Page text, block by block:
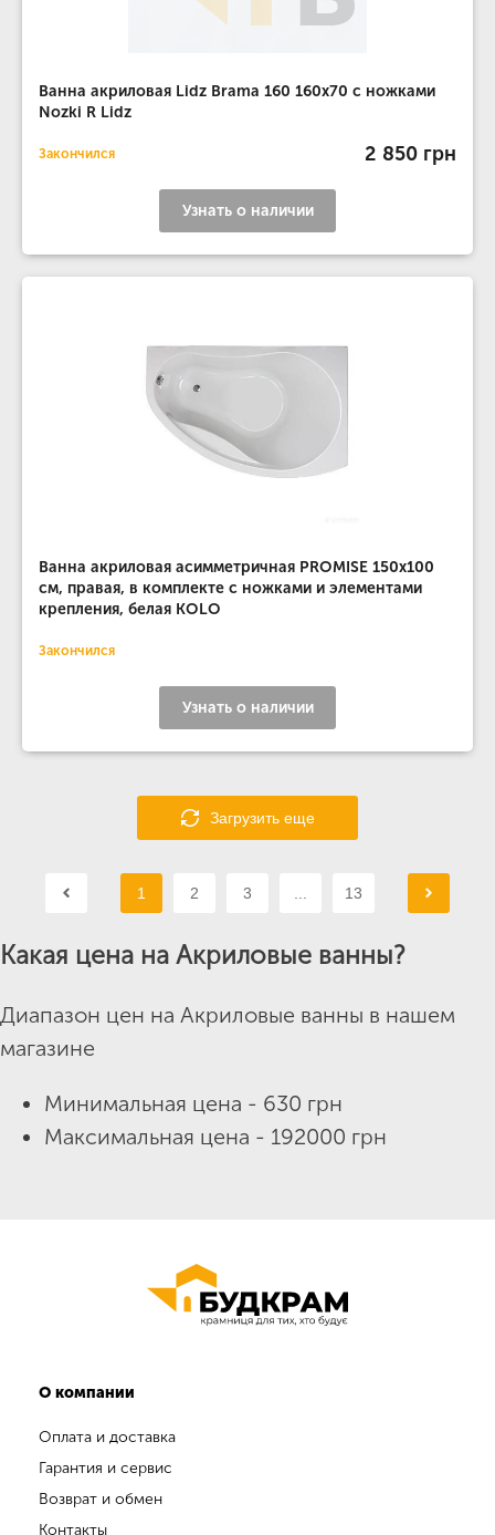
Ванна акриловая Lidz Brama 160 160x70 с ножками
Nozki R Lidz
Закончился 2 850 грн
Узнать о наличии
Ванна акриловая асимметричная PROMISE 150х100
см, правая, в комплекте с ножками и элементами
крепления, белая KOLO
Закончился
Узнать о наличии
Загрузить еще
1 2 3 13
Какая цена на Акриловые ванны?
Диапазон цен на Акриловые ванны в нашем
магазине
Минимальная цена - 630 грн
Максимальная цена - 192000 грн
О компании
Оплата и доставка
Гарантия и сервис
Возврат и обмен
Контакты